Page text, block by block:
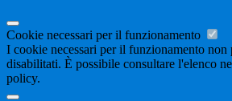
Cookie necessari per il funzionamento
I cookie necessari per il funzionamento non
disabilitati. È possibile consultare l'elenco
policy.